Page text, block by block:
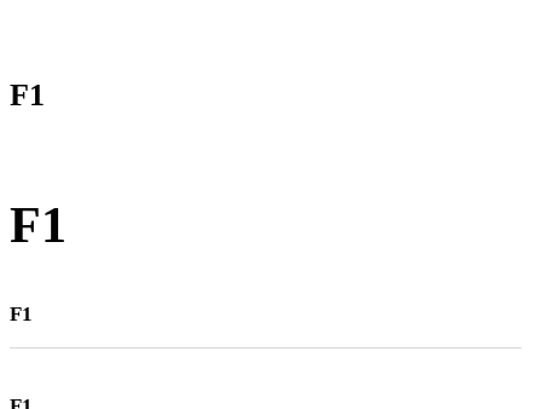
F1
F1
F1